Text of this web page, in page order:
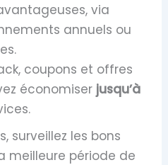
via
annuels ou
coupons et offres
économiser jusqu’à
surveillez les bons
meilleure période de